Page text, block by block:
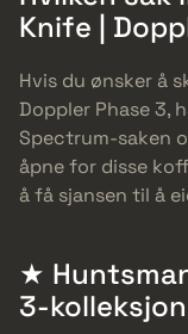
Knife |
Hvis du ønsker å
Doppler Phase 3,
Spectrum-saken
åpne for disse
å få sjansen til å
★
3-kolleksjon